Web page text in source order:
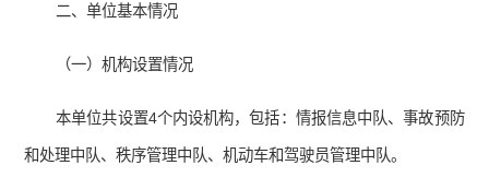
二、单位基本情况
（一）机构设置情况
本单位共设置4个内设机构，包括：情报信息中队、事故预防
和处理中队、秩序管理中队、机动车和驾驶员管理中队。